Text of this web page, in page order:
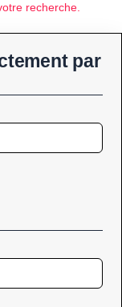
recherche.
par